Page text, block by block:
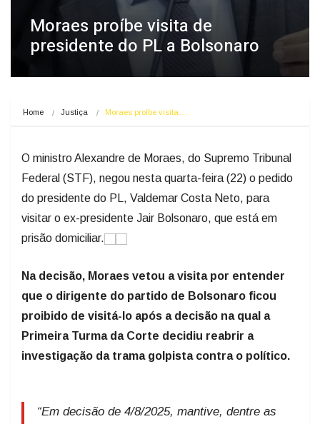
Moraes proíbe visita de
presidente do PL a Bolsonaro
Home Justiça Moraes proíbe visita…
O ministro Alexandre de Moraes, do Supremo Tribunal
Federal (STF), negou nesta quarta-feira (22) o pedido
do presidente do PL, Valdemar Costa Neto, para
visitar o ex-presidente Jair Bolsonaro, que está em
prisão domiciliar.
Na decisão, Moraes vetou a visita por entender
que o dirigente do partido de Bolsonaro ficou
proibido de visitá-lo após a decisão na qual a
Primeira Turma da Corte decidiu reabrir a
investigação da trama golpista contra o político.
“Em decisão de 4/8/2025, mantive, dentre as